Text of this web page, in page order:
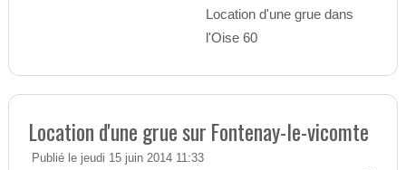
Location d'une grue dans
l'Oise 60
Location d'une grue sur Fontenay-le-vicomte
Publié le jeudi 15 juin 2014 11:33